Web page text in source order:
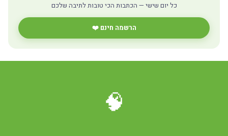
כל יום שישי — הכתבות הכי טובות לתיבה שלכם
הרשמה חינם ❤️
🧠